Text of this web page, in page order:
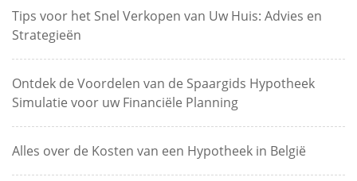
Tips voor het Snel Verkopen van Uw Huis: Advies en
Strategieën
Ontdek de Voordelen van de Spaargids Hypotheek
Simulatie voor uw Financiële Planning
Alles over de Kosten van een Hypotheek in België